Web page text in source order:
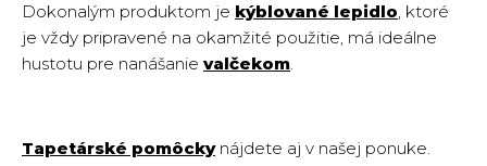
Dokonalým produktom je kýblované lepidlo, ktoré
je vždy pripravené na okamžité použitie, má ideálne
hustotu pre nanášanie valčekom.
Tapetárské pomôckynájdete aj v našej ponuke.